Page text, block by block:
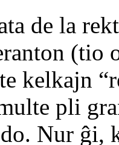
de la
(tio
kelkajn
pli
Nur ĝi,